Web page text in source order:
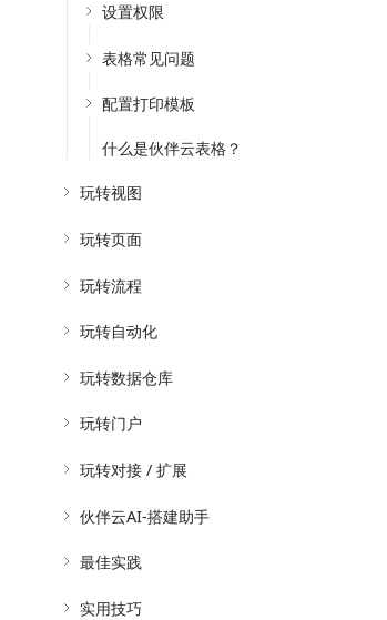
设置权限
表格常见问题
配置打印模板
什么是伙伴云表格？
玩转视图
玩转页面
玩转流程
玩转自动化
玩转数据仓库
玩转门户
玩转对接 / 扩展
伙伴云AI-搭建助手
最佳实践
实用技巧